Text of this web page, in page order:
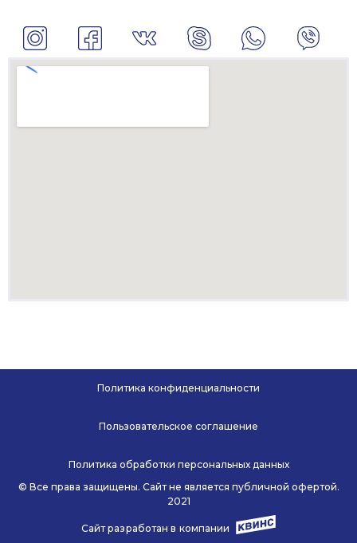
Сайт разработан в компании
© Все права защищены. Сайт не является публичной офертой.
2021
Политика конфиденциальности
Пользовательское соглашение
Политика обработки персональных данных